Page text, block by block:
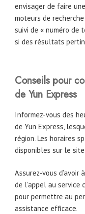
envisager de faire
moteurs de
suivi de « numéro de
si des résultats
Conseils pour
de Yun Express
Informez-vous des
de Yun Express,
région. Les horaires
disponibles sur le site
Assurez-vous d’avoir
de l’appel au
pour permettre au
assistance efficace.